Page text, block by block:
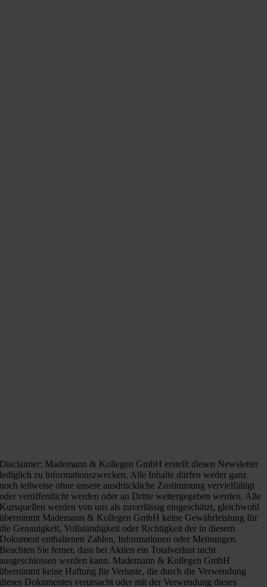
Disclaimer: Mademann & Kollegen GmbH erstellt diesen Newsletter
lediglich zu lnformationszwecken. Alle Inhalte dürfen weder ganz
noch teilweise ohne unsere ausdrückliche Zustimmung vervielfältigt
oder veröffentlicht werden oder an Dritte weitergegeben werden. Alle
Kursquellen werden von uns als zuverlässig eingeschätzt, gleichwohl
übernimmt Mademann & Kollegen GmbH keine Gewährleistung für
die Genauigkeit, Vollständigkeit oder Richtigkeit der in diesem
Dokument enthaltenen Zahlen, Informationen oder Meinungen.
Beachten Sie ferner, dass bei Aktien ein Totalverlust nicht
ausgeschlossen werden kann. Mademann & Kollegen GmbH
übernimmt keine Haftung für Verluste, die durch die Verwendung
dieses Dokumentes verursacht oder mit der Verwendung dieses